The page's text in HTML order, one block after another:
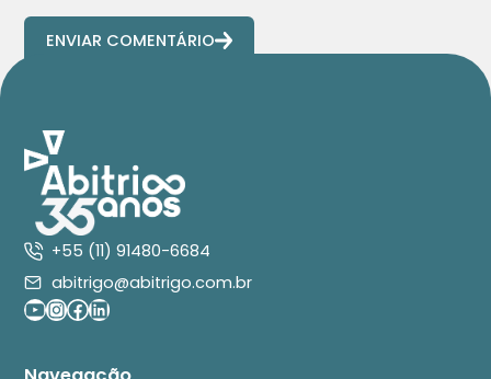
ENVIAR COMENTÁRIO
+55 (11) 91480-6684
abitrigo@abitrigo.com.br
Youtube
Instagram
Facebook
LinkedIn